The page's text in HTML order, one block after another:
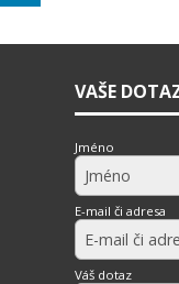
VAŠE
Jméno
E-mail či adresa
Váš dotaz